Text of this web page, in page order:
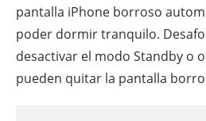
pantalla iPhone borroso
poder dormir tranquilo.
desactivar el modo Standby o
pueden quitar la pantalla